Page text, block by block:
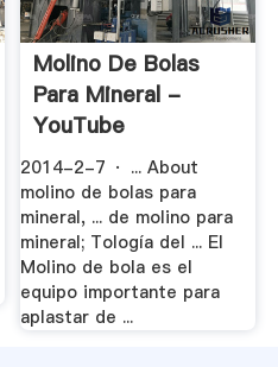
Molino De Bolas
Para Mineral -
YouTube
2014-2-7 · ... About
molino de bolas para
mineral, ... de molino para
mineral; Tología del ... El
Molino de bola es el
equipo importante para
aplastar de ...